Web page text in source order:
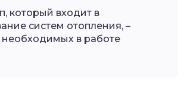
который входит в
систем отопления, –
необходимых в работе